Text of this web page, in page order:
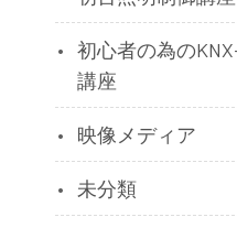
初心者の為の
講座
映像メディア
未分類